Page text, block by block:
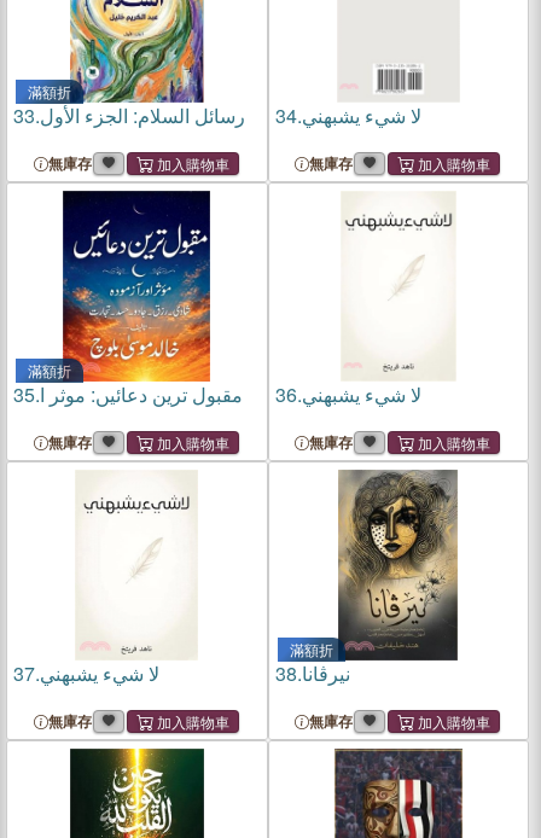
滿額折
33.رسائل السلام: الجزء الأول
無庫存
34.لا شيء يشبهني
無庫存
滿額折
35.
無庫存
36.
無庫存
37.لا شيء يشبهني
無庫存
滿額折
38.نيرڤانا
無庫存